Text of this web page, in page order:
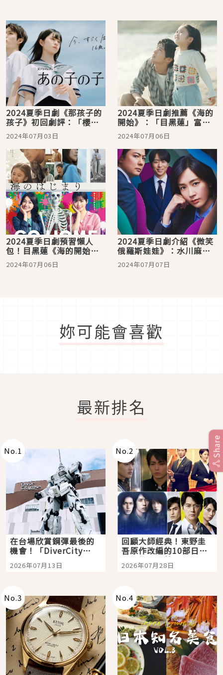
2024夏季日劇《那孩子的
孩子》初回劇評：「櫻田
日和x細田佳央太」扮演未
成年小爸媽
2024年07月03日
2024夏季日劇推薦《海的
開始》：「目黑蓮」富士
月9初主演，《silent》幕
後團隊全新力作！
2024年07月06日
2024夏季日劇預習懶人
包！目黑蓮《海的開始》
挑戰當爸、翻拍韓劇《Sky
Castle》、宮藤官九郎新
2024年07月06日
2024夏季日劇介紹《微笑
俄羅斯娃娃》：水川麻美
主演！逐層揭開人性的政
治懸疑劇
2024年07月07日
妳可能會喜歡
最新排名
No.1
在台場欣賞鋼彈最後的
機會！「DiverCity
Tokyo Plaza」搭船、
購物、美食及夜景，一
2026年07月13日
No.2
回顧大師經典！東野圭
吾原作改編的10部日本
影視作品推薦
2026年07月28日
No.3 No.4
Share